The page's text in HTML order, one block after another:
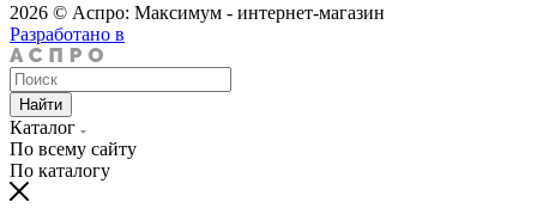
2026 © Аспро: Максимум - интернет-магазин
Разработано в
Найти
Каталог
По всему сайту
По каталогу